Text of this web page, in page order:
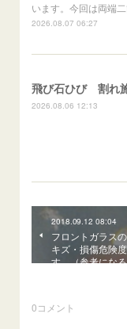
います。今回は両端
2026.08.07 06:27
2026.08.06 12:13
2018.09.12 08:04
フロントガラス
キズ・損傷危険
す。（参考にな
0コメント